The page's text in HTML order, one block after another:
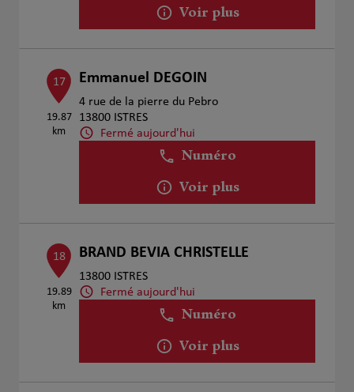
Voir plus
17
19.87
km
Emmanuel DEGOIN
4 rue de la pierre du Pebro
13800 ISTRES
Fermé aujourd'hui
Numéro
Voir plus
18
19.89
km
BRAND BEVIA CHRISTELLE
13800 ISTRES
Fermé aujourd'hui
Numéro
Voir plus